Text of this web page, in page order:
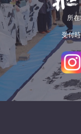
所
受付